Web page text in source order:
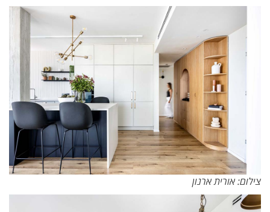
צילום: אורית ארנון